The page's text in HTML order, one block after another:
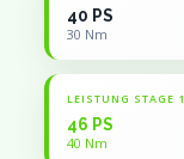
40 PS
30 Nm
LEISTUNG STAGE 1
46 PS
40 Nm